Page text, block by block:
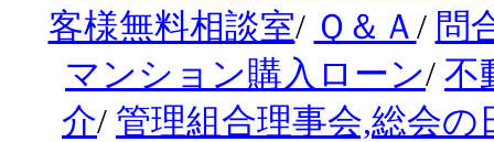
客様無料相談室/ Ｑ＆Ａ / 問
マンション購入ローン/ 不
介/ 管理組合理事会,総会の